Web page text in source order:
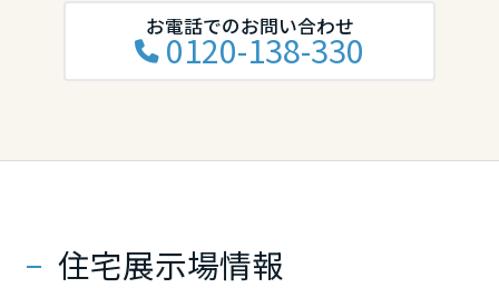
お電話でのお問い合わせ
0120-138-330
住宅展示場情報